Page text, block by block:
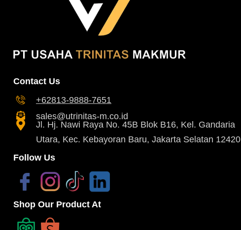
Contact Us
+62813-9888-7651
sales@utrinitas-m.co.id
Jl. Hj. Nawi Raya No. 45B Blok B16, Kel. Gandaria
Utara, Kec. Kebayoran Baru, Jakarta Selatan 12420
Follow Us
Shop Our Product At